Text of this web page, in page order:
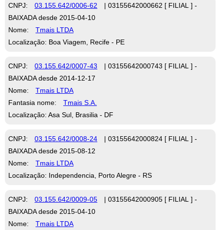
CNPJ: 03.155.642/0006-62
| 03155642000662 [ FILIAL ] -
BAIXADA desde 2015-04-10
Nome:
Tmais LTDA
Localização: Boa Viagem, Recife - PE
CNPJ: 03.155.642/0007-43
| 03155642000743 [ FILIAL ] -
BAIXADA desde 2014-12-17
Nome:
Tmais LTDA
Fantasia nome:
Tmais S.A.
Localização: Asa Sul, Brasilia - DF
CNPJ: 03.155.642/0008-24
| 03155642000824 [ FILIAL ] -
BAIXADA desde 2015-08-12
Nome:
Tmais LTDA
Localização: Independencia, Porto Alegre - RS
CNPJ: 03.155.642/0009-05
| 03155642000905 [ FILIAL ] -
BAIXADA desde 2015-04-10
Nome:
Tmais LTDA